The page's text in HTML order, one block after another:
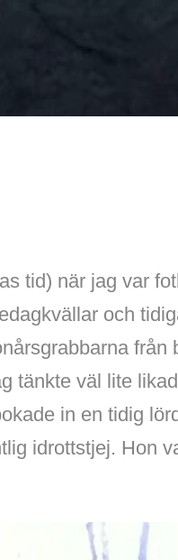
tid) när jag var
och
från
tänkte väl lite
in en tidig
idrottstjej. Hon